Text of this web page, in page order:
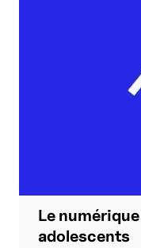
Le
adolescents